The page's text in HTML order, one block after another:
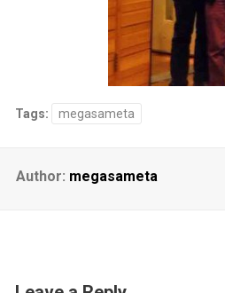
Tags: megasameta
Author: megasameta